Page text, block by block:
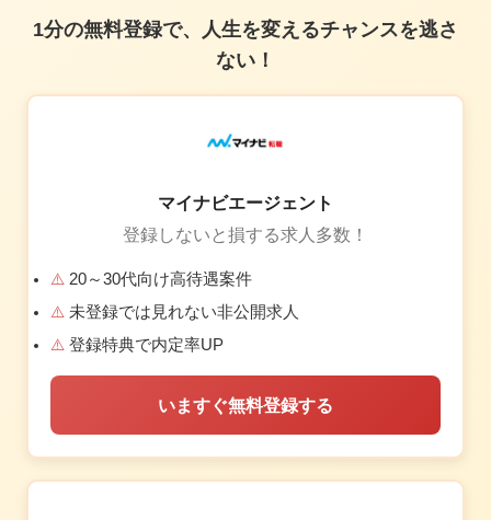
1分の無料登録で、人生を変えるチャンスを逃さ
ない！
マイナビエージェント
登録しないと損する求人多数！
20～30代向け高待遇案件
未登録では見れない非公開求人
登録特典で内定率UP
いますぐ無料登録する